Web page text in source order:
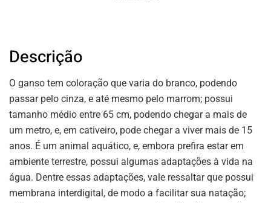
Descrição
O ganso tem coloração que varia do branco, podendo
passar pelo cinza, e até mesmo pelo marrom; possui
tamanho médio entre 65 cm, podendo chegar a mais de
um metro, e, em cativeiro, pode chegar a viver mais de 15
anos. É um animal aquático, e, embora prefira estar em
ambiente terrestre, possui algumas adaptações à vida na
água. Dentre essas adaptações, vale ressaltar que possui
membrana interdigital, de modo a facilitar sua natação;